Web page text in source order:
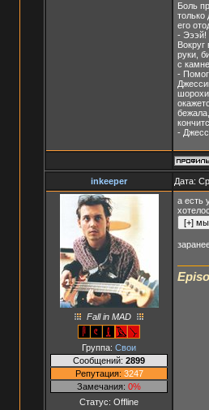
Боль
только
его
- Эээй!
руки,
с
-
-
inkeeper Дата:
Fall in MAD
Группа: Свои
Сообщений: 2899
Репутация: 3247
Замечания: 0%
Статус: Offline
а есть